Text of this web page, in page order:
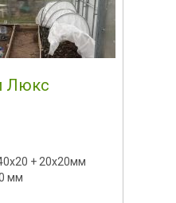
Люкс
+ 20х20мм
мм